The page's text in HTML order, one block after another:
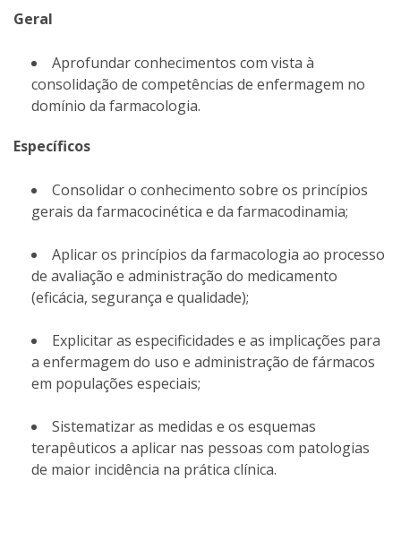
Geral
Aprofundar conhecimentos com vista à
consolidação de competências de enfermagem no
domínio da farmacologia.
Específicos
Consolidar o conhecimento sobre os princípios
gerais da farmacocinética e da farmacodinamia;
Aplicar os princípios da farmacologia ao processo
de avaliação e administração do medicamento
(eficácia, segurança e qualidade);
Explicitar as especificidades e as implicações para
a enfermagem do uso e administração de fármacos
em populações especiais;
Sistematizar as medidas e os esquemas
terapêuticos a aplicar nas pessoas com patologias
de maior incidência na prática clínica.